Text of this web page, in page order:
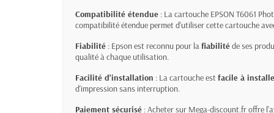
Compatibilité étendue : La cartouche EPSON T6061
compatibilité étendue permet d'utiliser cette cartouche
Fiabilité : Epson est reconnu pour lafiabilitéde ses
qualité à chaque utilisation.
Facilité d'installation : La cartouche est facile à
d'impression sans interruption.
Paiement sécurisé : Acheter sur Mega-discount.fr offre